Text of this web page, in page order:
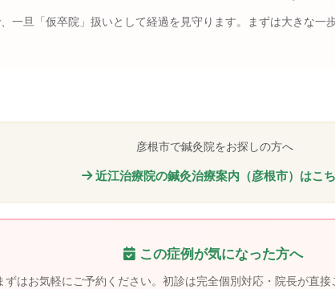
一旦「仮卒院」扱いとして経過を見守ります。まずは大きな一
彦根市で鍼灸院をお探しの方へ
近江治療院の鍼灸治療案内（彦根市）はこ
この症例が気になった方へ
ずはお気軽にご予約ください。初診は完全個別対応・院長が直接